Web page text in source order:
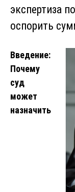
экспертиза
оспорить
Введение:
Почему
суд
может
назначить